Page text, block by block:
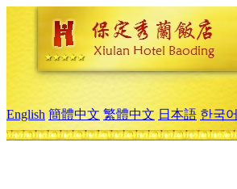
English 簡體中文 繁體中文 日本語 한국어